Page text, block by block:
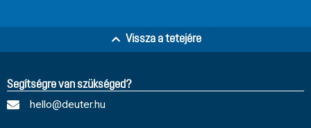
Vissza a tetejére
Segítségre van szükséged?
hello@deuter.hu